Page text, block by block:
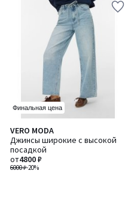
Финальная цена
VERO MODA
Джинсы широкие с высокой
посадкой
6000 ₽-20%
от4800 ₽